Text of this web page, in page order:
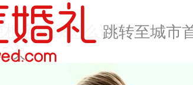
跳转至城市
亲对象怎么说比较好
次